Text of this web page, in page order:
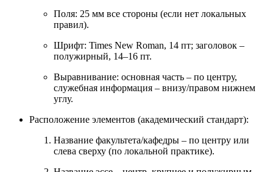
Поля: 25 мм все стороны (если нет локальных
правил).
Шрифт: Times New Roman, 14 пт; заголовок –
полужирный, 14–16 пт.
Выравнивание: основная часть – по центру,
служебная информация – внизу/правом нижнем
углу.
Расположение элементов (академический стандарт):
Название факультета/кафедры – по центру или
слева сверху (по локальной практике).